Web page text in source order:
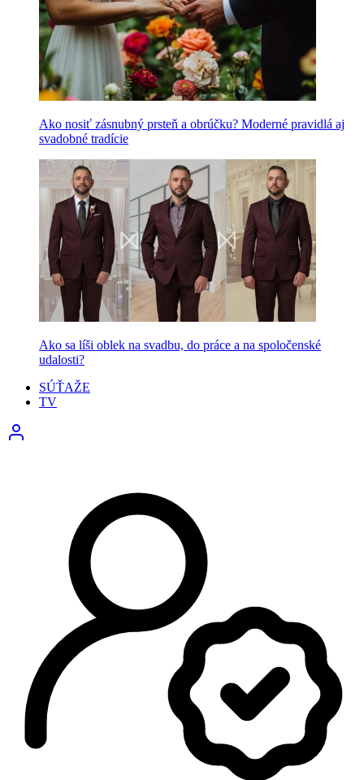
Ako nosiť zásnubný prsteň a obrúčku? Moderné pravidlá aj
svadobné tradície
Ako sa líši oblek na svadbu, do práce a na spoločenské
udalosti?
SÚŤAŽE
TV